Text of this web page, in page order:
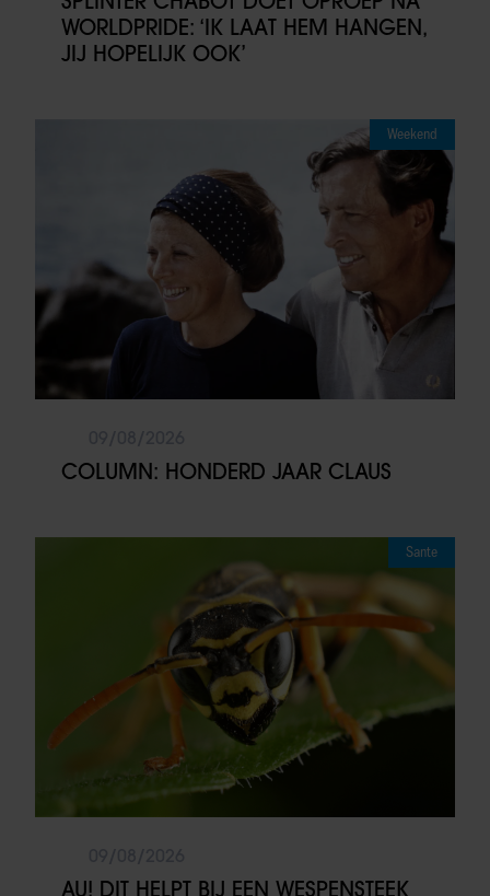
WORLDPRIDE: ‘IK LAAT HEM HANGEN,
JIJ HOPELIJK OOK’
Weekend
COLUMN: HONDERD JAAR CLAUS
Sante
AU! DIT HELPT BIJ EEN WESPENSTEEK